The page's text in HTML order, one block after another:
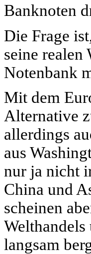
Banknoten
Die Frage
seine
Notenbank
Mit dem
Alternative
allerdings
aus
nur ja nicht
China und
scheinen
langsam